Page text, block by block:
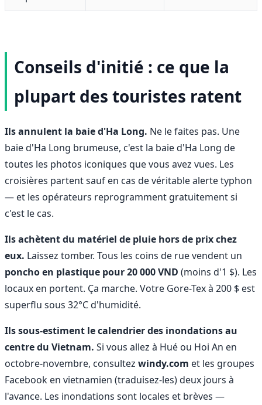
Conseils d'initié : ce que la
plupart des touristes ratent
Ils annulent la baie d'Ha Long. Ne le faites pas. Une
baie d'Ha Long brumeuse, c'est la baie d'Ha Long de
toutes les photos iconiques que vous avez vues. Les
croisières partent sauf en cas de véritable alerte typhon
— et les opérateurs reprogramment gratuitement si
c'est le cas.
Ils achètent du matériel de pluie hors de prix chez
eux. Laissez tomber. Tous les coins de rue vendent un
poncho en plastique pour 20 000 VND (moins d'1 $). Les
locaux en portent. Ça marche. Votre Gore-Tex à 200 $ est
superflu sous 32°C d'humidité.
Ils sous-estiment le calendrier des inondations au
centre du Vietnam. Si vous allez à Hué ou Hoi An en
octobre-novembre, consultez windy.com et les groupes
Facebook en vietnamien (traduisez-les) deux jours à
l'avance. Les inondations sont locales et brèves —